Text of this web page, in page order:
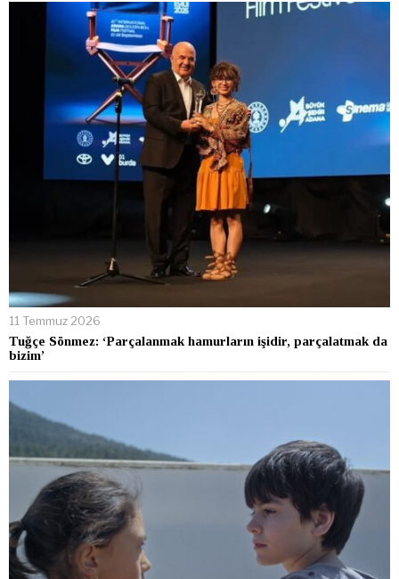
11 Temmuz 2026
Tuğçe Sönmez: ‘Parçalanmak hamurların işidir, parçalatmak da
bizim’